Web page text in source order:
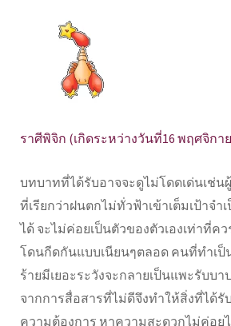
ราศีพิจิก (เกิดระหว่างวันที่16 พฤศจิกา
บทบาทที่ได้รับอาจจะดูไม่โดดเด่นเช่
ที่เรียกว่าฝนตกไม่ทั่วฟ้าเข้าเต็มเป้าจ
ได้ จะไม่ค่อยเป็นตัวของตัวเองเท่าที่ค
โดนกีดกันแบบเนียนๆตลอด คนที่ทำเป็
ร้ายมีเยอะระวังจะกลายเป็นแพะรับบา
จากการสื่อสารที่ไม่ดีจึงทำให้สิ่งที่ได้รั
ความต้องการ หาความสะดวกไม่ค่อย